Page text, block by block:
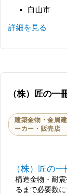
白山市
詳細を見る
（株）匠の
建築金物・金属
ーカー・販売店
（株）匠の
構造金物・耐
るまで必要数